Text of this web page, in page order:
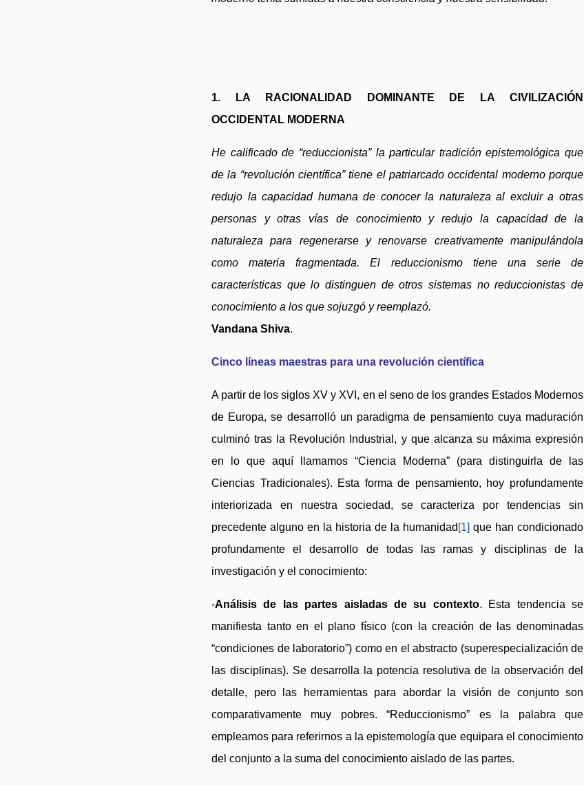
1. LA RACIONALIDAD DOMINANTE DE LA CIVILIZACIÓN
OCCIDENTAL MODERNA
He calificado de “reduccionista” la particular tradición epistemológica que
de la “revolución científica” tiene el patriarcado occidental moderno porque
redujo la capacidad humana de conocer la naturaleza al excluir a otras
personas y otras vías de conocimiento y redujo la capacidad de la
naturaleza para regenerarse y renovarse creativamente manipulándola
como materia fragmentada. El reduccionismo tiene una serie de
características que lo distinguen de otros sistemas no reduccionistas de
conocimiento a los que sojuzgó y reemplazó.
Vandana Shiva.
Cinco líneas maestras para una revolución científica
A partir de los siglos XV y XVI, en el seno de los grandes Estados Modernos
de Europa, se desarrolló un paradigma de pensamiento cuya maduración
culminó tras la Revolución Industrial, y que alcanza su máxima expresión
en lo que aquí llamamos “Ciencia Moderna” (para distinguirla de las
Ciencias Tradicionales). Esta forma de pensamiento, hoy profundamente
interiorizada en nuestra sociedad, se caracteriza por tendencias sin
precedente alguno en la historia de la humanidad [1] que han condicionado
profundamente el desarrollo de todas las ramas y disciplinas de la
investigación y el conocimiento:
-Análisis de las partes aisladas de su contexto. Esta tendencia se
manifiesta tanto en el plano físico (con la creación de las denominadas
“condiciones de laboratorio”) como en el abstracto (superespecialización de
las disciplinas). Se desarrolla la potencia resolutiva de la observación del
detalle, pero las herramientas para abordar la visión de conjunto son
comparativamente muy pobres. “Reduccionismo” es la palabra que
empleamos para referirnos a la epistemología que equipara el conocimiento
del conjunto a la suma del conocimiento aislado de las partes.